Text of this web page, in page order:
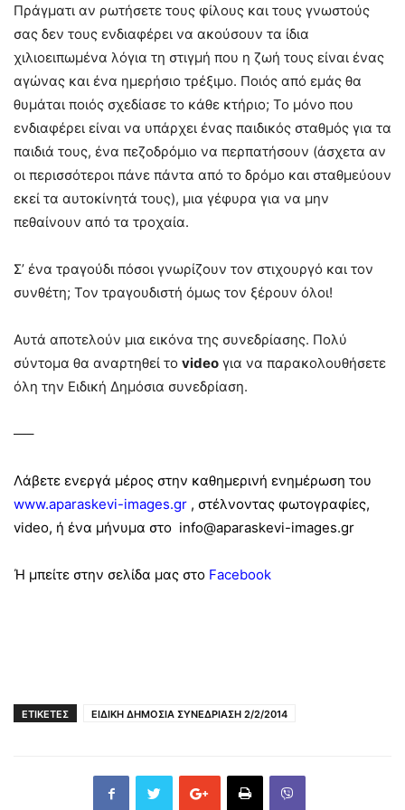
Πράγματι αν ρωτήσετε τους φίλους και τους γνωστούς
σας δεν τους ενδιαφέρει να ακούσουν τα ίδια
χιλιοειπωμένα λόγια τη στιγμή που η ζωή τους είναι ένας
αγώνας και ένα ημερήσιο τρέξιμο. Ποιός από εμάς θα
θυμάται ποιός σχεδίασε το κάθε κτήριο; Το μόνο που
ενδιαφέρει είναι να υπάρχει ένας παιδικός σταθμός για τα
παιδιά τους, ένα πεζοδρόμιο να περπατήσουν (άσχετα αν
οι περισσότεροι πάνε πάντα από το δρόμο και σταθμεύουν
εκεί τα αυτοκίνητά τους), μια γέφυρα για να μην
πεθαίνουν από τα τροχαία.
Σ’ ένα τραγούδι πόσοι γνωρίζουν τον στιχουργό και τον
συνθέτη; Τον τραγουδιστή όμως τον ξέρουν όλοι!
Αυτά αποτελούν μια εικόνα της συνεδρίασης. Πολύ
σύντομα θα αναρτηθεί το video για να παρακολουθήσετε
όλη την Ειδική Δημόσια συνεδρίαση.
—–
Λάβετε ενεργά μέρος στην καθημερινή ενημέρωση του
www.aparaskevi-images.gr , στέλνοντας φωτογραφίες,
video, ή ένα μήνυμα στο info@aparaskevi-images.gr
Ή μπείτε στην σελίδα μας στο Facebook
ΕΤΙΚΕΤΕΣ ΕΙΔΙΚΗ ΔΗΜΟΣΙΑ ΣΥΝΕΔΡΙΑΣΗ 2/2/2014